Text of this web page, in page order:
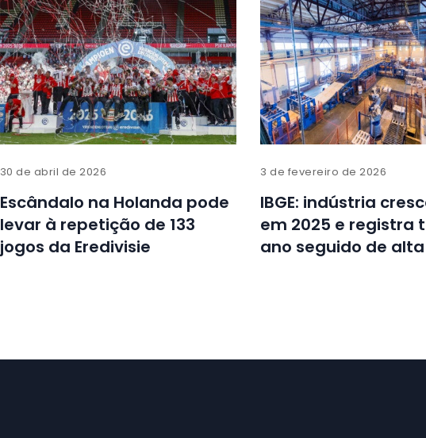
30 de abril de 2026
Escândalo na Holanda pode
levar à repetição de 133
jogos da Eredivisie
3 de fevereiro de 2026
IBGE: indústria
em 2025 e registra
ano seguido de alta